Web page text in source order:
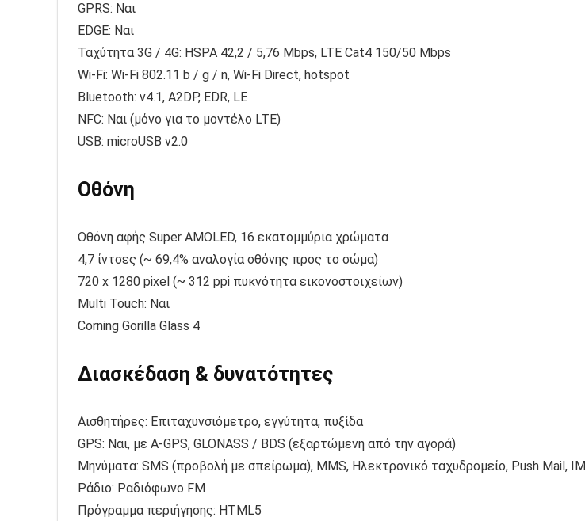
GPRS: Ναι
EDGE: Ναι
Ταχύτητα 3G / 4G: HSPA 42,2 / 5,76 Mbps, LTE Cat4 150/50 Mbps
Wi-Fi: Wi-Fi 802.11 b / g / n, Wi-Fi Direct, hotspot
Bluetooth: v4.1, A2DP, EDR, LE
NFC: Ναι (μόνο για το μοντέλο LTE)
USB: microUSB v2.0
Οθόνη
Οθόνη αφής Super AMOLED, 16 εκατομμύρια χρώματα
4,7 ίντσες (~ 69,4% αναλογία οθόνης προς το σώμα)
720 x 1280 pixel (~ 312 ppi πυκνότητα εικονοστοιχείων)
Multi Touch: Ναι
Corning Gorilla Glass 4
Διασκέδαση & δυνατότητες
Αισθητήρες: Επιταχυνσιόμετρο, εγγύτητα, πυξίδα
GPS: Ναι, με A-GPS, GLONASS / BDS (εξαρτώμενη από την αγορά)
Μηνύματα: SMS (προβολή με σπείρωμα), MMS, Ηλεκτρονικό ταχυδρομείο, Push Mail, IM
Ράδιο: Ραδιόφωνο FM
Πρόγραμμα περιήγησης: HTML5